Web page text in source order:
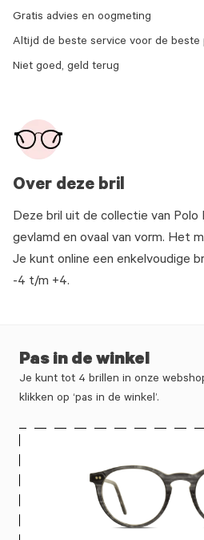
Over deze bril
Deze bril uit de collectie van Polo
gevlamd en ovaal van vorm. Het
Je kunt online een enkelvoudige
-4 t/m +4.
Gratis advies en oogmeting
Altijd de beste service voor de beste
Niet goed, geld terug
Pas in de winkel
Je kunt tot 4 brillen in onze
klikken op ‘pas in de winkel’.